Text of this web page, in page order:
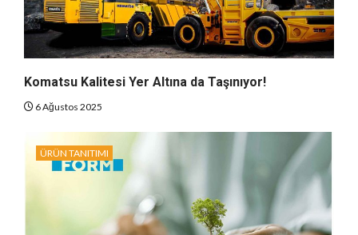
Komatsu Kalitesi Yer Altına da Taşınıyor!
6 Ağustos 2025
ÜRÜN TANITIMI